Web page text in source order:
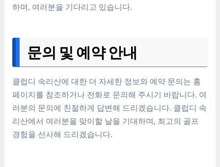
하며, 여러분을 기다리고 있습니다.
문의 및 예약 안내
클럽디 속리산에 대한 더 자세한 정보와 예약 문의는 홈
페이지를 참조하거나 전화로 문의해 주시기 바랍니다. 여
러분의 문의에 친절하게 답변해 드리겠습니다. 클럽디 속
리산에서 여러분을 맞이할 날을 기대하며, 최고의 골프
경험을 선사해 드리겠습니다.